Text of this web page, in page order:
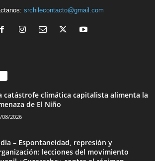
srchilecontacto@gmail.com
catástrofe climática capitalista alimenta la
de El Niño
08/2026
– Espontaneidad, represión y
lecciones del movimiento